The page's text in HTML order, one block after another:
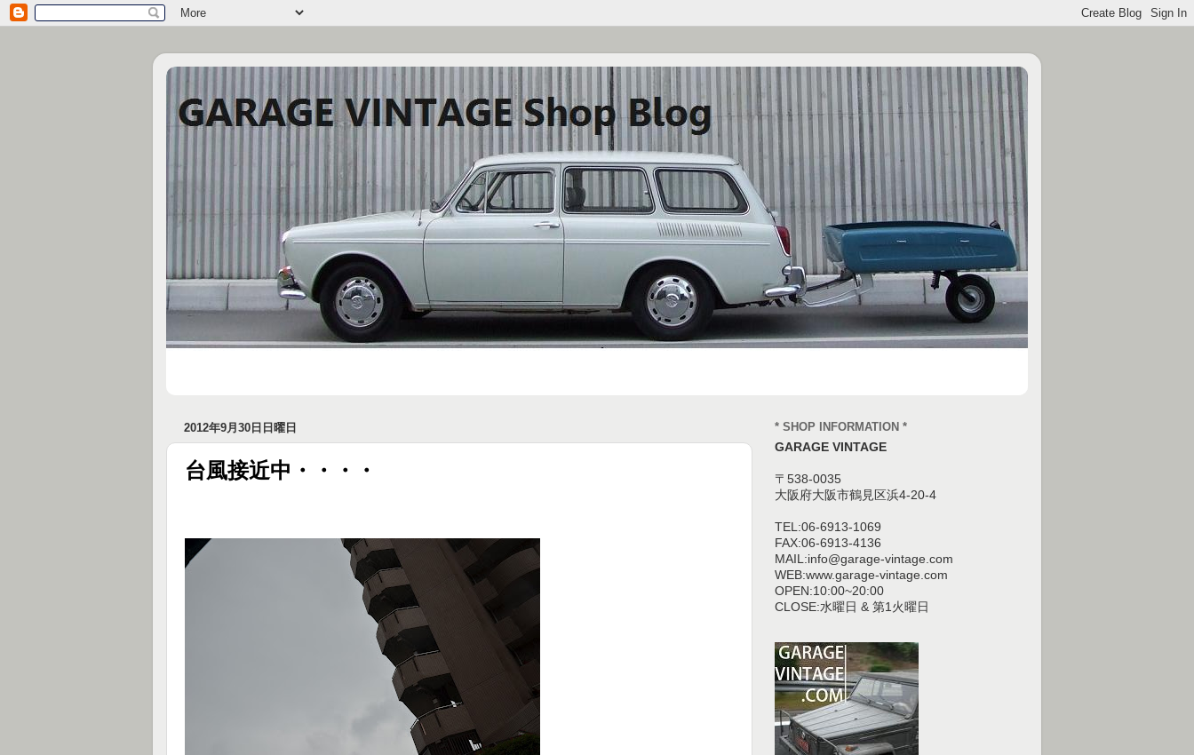
2012年9月30日日曜日
台風接近中・・・・
* SHOP INFORMATION *
GARAGE VINTAGE
〒538-0035
大阪府大阪市鶴見区浜4-20-4
TEL:06-6913-1069
FAX:06-6913-4136
MAIL:info@garage-vintage.com
WEB:www.garage-vintage.com
OPEN:10:00~20:00
CLOSE:水曜日 & 第1火曜日